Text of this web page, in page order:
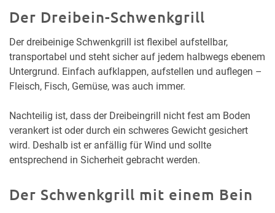
Der Dreibein-Schwenkgrill
Der dreibeinige Schwenkgrill ist flexibel aufstellbar,
transportabel und steht sicher auf jedem halbwegs ebenem
Untergrund. Einfach aufklappen, aufstellen und auflegen –
Fleisch, Fisch, Gemüse, was auch immer.
Nachteilig ist, dass der Dreibeingrill nicht fest am Boden
verankert ist oder durch ein schweres Gewicht gesichert
wird. Deshalb ist er anfällig für Wind und sollte
entsprechend in Sicherheit gebracht werden.
Der Schwenkgrill mit einem Bein